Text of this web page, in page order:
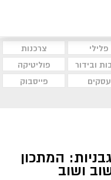
פלילי
צרכנות
ובידור
פוליטיקה
עסקים
פייסבוק
המתכון
ושוב